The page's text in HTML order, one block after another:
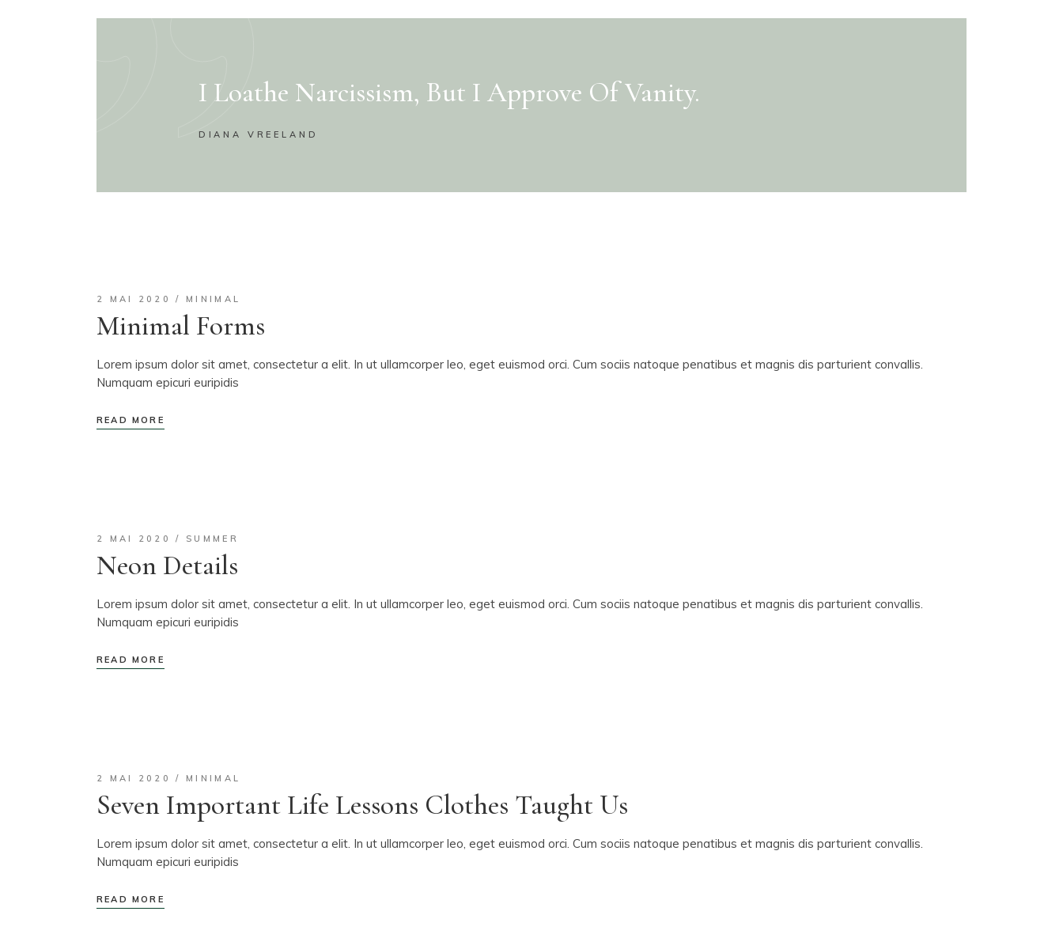
I Loathe Narcissism, But I Approve Of Vanity.
DIANA VREELAND
2 MAI 2020 MINIMAL
Minimal Forms
Lorem ipsum dolor sit amet, consectetur a elit. In ut ullamcorper leo, eget euismod orci. Cum sociis natoque penatibus et magnis dis parturient convallis.
Numquam epicuri euripidis
READ MORE
2 MAI 2020 SUMMER
Neon Details
Lorem ipsum dolor sit amet, consectetur a elit. In ut ullamcorper leo, eget euismod orci. Cum sociis natoque penatibus et magnis dis parturient convallis.
Numquam epicuri euripidis
READ MORE
2 MAI 2020 MINIMAL
Seven Important Life Lessons Clothes Taught Us
Lorem ipsum dolor sit amet, consectetur a elit. In ut ullamcorper leo, eget euismod orci. Cum sociis natoque penatibus et magnis dis parturient convallis.
Numquam epicuri euripidis
READ MORE